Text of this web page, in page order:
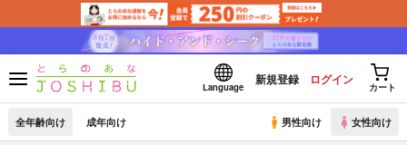
Language
新規登録 ログイン
カート
全年齢向け 成年向け 男性向け 女性向け